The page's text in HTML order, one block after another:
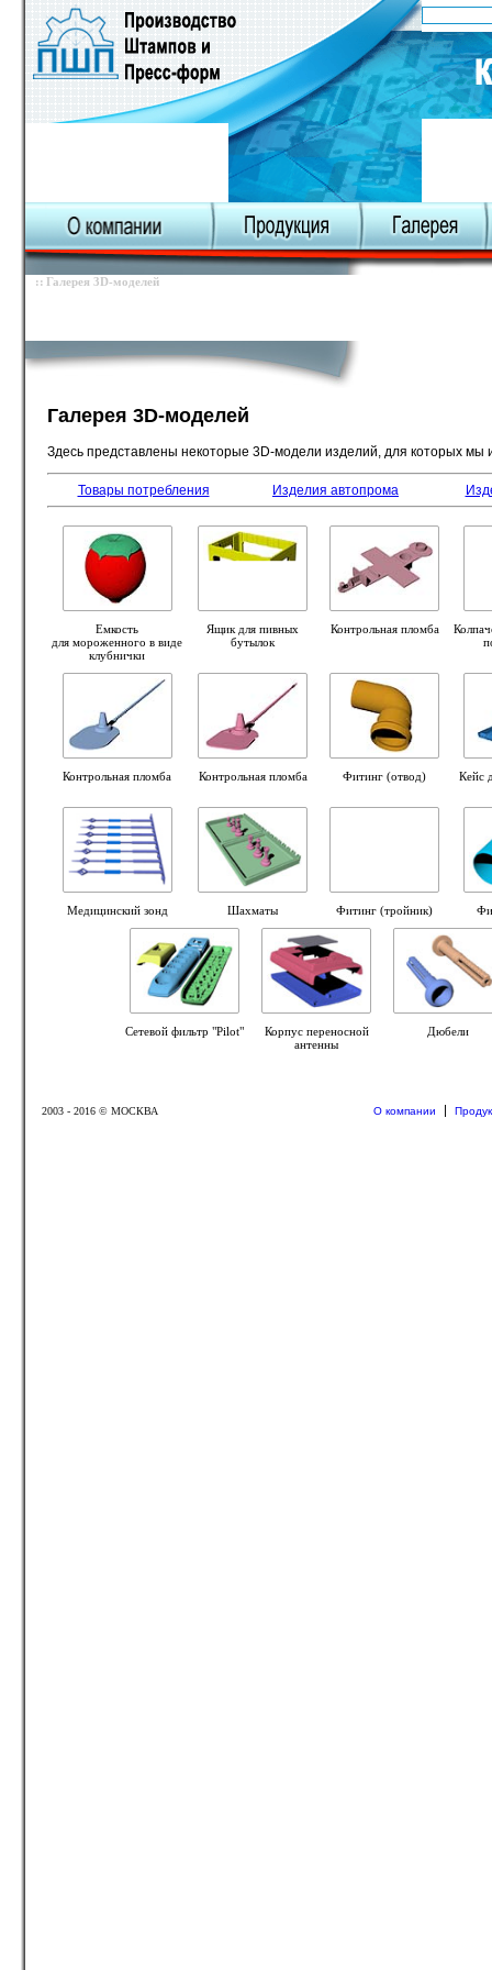
Галерея 3D-моделей
Галерея 3D-моделей
Здесь представлены некоторые 3D-модели изделий, для которых мы
Товары потребления Изделия автопрома
Емкость
для мороженного в виде
клубнички
Ящик для пивных
бутылок
Контрольная пломба
Контрольная пломба Контрольная пломба Фитинг (отвод) Кейс
Медицинский зонд Шахматы Фитинг (тройник)
Сетевой фильтр "Pilot"
Корпус переносной
антенны
Дюбели
2003 - 2016 © МОСКВА О компании